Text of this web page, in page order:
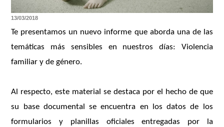
13/03/2018
Te presentamos un nuevo informe que aborda una de las
temáticas más sensibles en nuestros días: Violencia
familiar y de género.
Al respecto, este material se destaca por el hecho de que
su base documental se encuentra en los datos de los
formularios y planillas oficiales entregadas por la